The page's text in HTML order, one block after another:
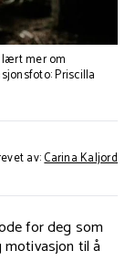
lært mer om
Priscilla
av:Carina Kaljord
for deg som
til å